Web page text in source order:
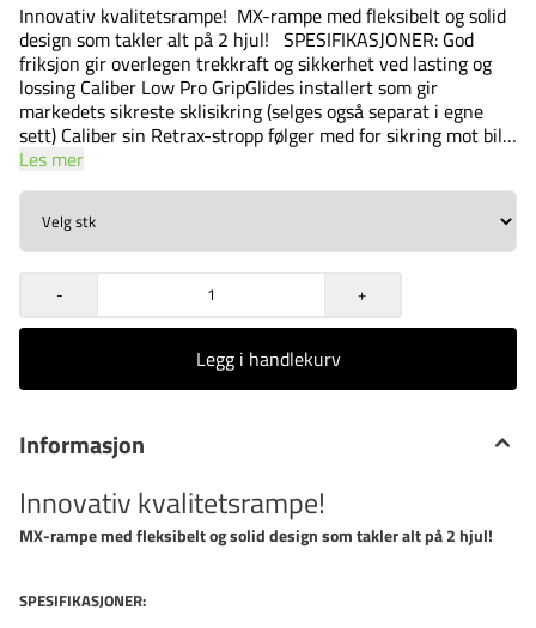
Innovativ kvalitetsrampe! MX-rampe med fleksibelt og solid
design som takler alt på 2 hjul! SPESIFIKASJONER: God
friksjon gir overlegen trekkraft og sikkerhet ved lasting og
lossing Caliber Low Pro GripGlides installert som gir
markedets sikreste sklisikring (selges også separat i egne
sett) Caliber sin Retrax-stropp følger med for sikring mot bil
ved på/av-lossing (kan kjøpe separat) Integrert låsesystem
som holder rampen lukket for enkelt transport og håndtering
oppbevaring Mål utslått: bredde 32cm, lengde 226 cm, høyde
5cm) Mål sammenslått: bredde 32cm, 1250cm, høyde 14cm)
273 kg lasteevne, egenvekt 10kg Sjekk ut MX Pro Adam
Jones sin anmeldelse og unboxing her: selges pr stk.
Les mer
- +
Legg i handlekurv
Informasjon
Innovativ kvalitetsrampe!
MX-rampe med fleksibelt og solid design som takler alt på 2 hjul!
SPESIFIKASJONER: